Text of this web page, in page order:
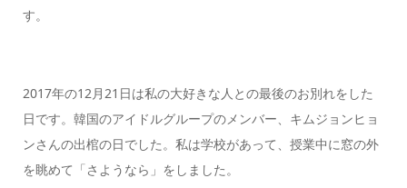
す。
2017年の12月21日は私の大好きな人との最後のお別れをした
日です。韓国のアイドルグループのメンバー、キムジョンヒョ
ンさんの出棺の日でした。私は学校があって、授業中に窓の外
を眺めて「さようなら」をしました。